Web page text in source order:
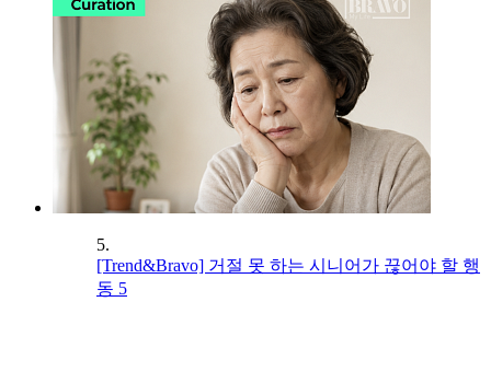
5.
[Trend&Bravo] 거절 못 하는 시니어가 끊어야 할 행
동 5